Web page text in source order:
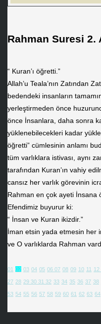
Rahman Suresi
“ Kuran’ı öğretti.”
Allah’u Teala’nın Zatından
bedendeki insanların
yerleştirmeden önce
önce İnsanlara, daha sonra
yüklenebilecekleri kadar
öğretti” cümlesinin anlamı
tüm varlıklara istivası, aynı
tarafından Kuran’ın vahiy
cansız her varlık görevinin
Rahman en çok ayeti İnsana
Efendimiz buyurur ki:
“ İnsan ve Kuran ikizdir.”
İman etsin yada etmesin her
ve O varlıklarda Rahman
01 02 03 04 05 0607 08 09 10 11 12
27 28 293031 32 33 34 35 36 37 38
53 54 55 56 57 58 59 60 61 62 63 64